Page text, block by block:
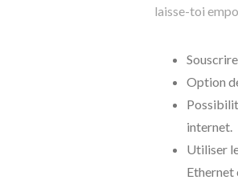
laisse-toi
Option
internet.
Utiliser
Ethernet